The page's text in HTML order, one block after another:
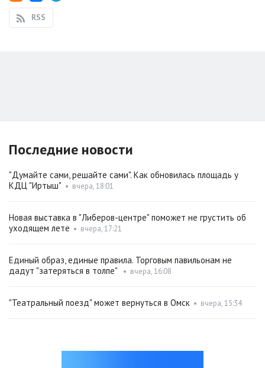
RSS
Последние новости
"Думайте сами, решайте сами". Как обновилась площадь у
КДЦ "Иртыш" • вчера, 18:01
Новая выставка в "Либеров-центре" поможет не грустить об
уходящем лете • вчера, 17:21
Единый образ, единые правила. Торговым павильонам не
дадут "затеряться в толпе"
• вчера, 16:08
"Театральный поезд" может вернуться в Омск • вчера, 15:34